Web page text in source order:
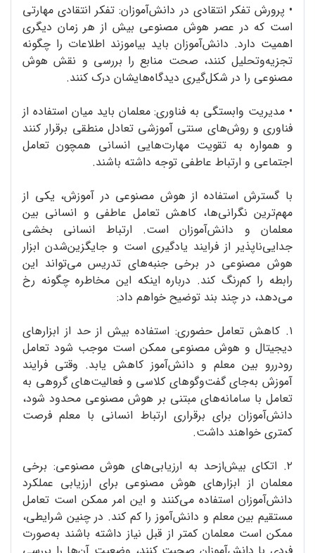
• پرورش تفکر انتقادی در دانش‌آموزان: تفکر انتقادی مهارتی
است که در عصر هوش مصنوعی بیش از هر زمان دیگری
اهمیت دارد. دانش‌آموزان باید بیاموزند اطلاعات را چگونه
تجزیه‌وتحلیل کنند، صحت منابع را بررسی و نقش هوش
مصنوعی را در شکل‌گیری دیدگاه‌هایشان درک کنند.
• مدیریت وابستگی به فناوری: معلمان باید میان استفاده از
فناوری و روش‌های سنتی آموزشی تعادل منطقی برقرار کنند
و همواره به تقویت مهارت‌هایی انسانی همچون تعامل
اجتماعی و ارتباط عاطفی توجه داشته باشند.
با گسترش استفاده از هوش مصنوعی در آموزش، یکی از
مهم‌ترین نگرانی‌ها، کاهش تعامل عاطفی و انسانی بین
معلمان و دانش‌آموزان است. ارتباط انسانی بخشی
جدایی‌ناپذیر از فرایند یادگیری است و جایگزین‌شدن ابزار
هوش مصنوعی در برخی جنبه‌های تدریس می‌تواند این
رابطه را کم‌رنگ کند. درباره‌ اینکه این مخاطره چگونه رخ
می‌دهد، در چند بند توضیح خواهم داد:
۱. کاهش تعامل حضوری: استفاده‌ بیش از حد از ابزارهای
دیجیتال و هوش مصنوعی ممکن است موجب شود تعامل
رودررو بین معلم و دانش‌آموز کاهش یابد. وقتی فرایند
آموزش به‌جای گفت‌وگوهای کلاسی و فعالیت‌های گروهی به
تعامل با سامانه‌های مبتنی بر هوش مصنوعی محدود شود،
دانش‌آموزان برای برقراری ارتباط انسانی با معلم فرصت
کمتری خواهند داشت.
۲. اتکای بیش‌ازحد به ارزیابی‌های هوش مصنوعی: برخی
معلمان از ابزارهای هوش مصنوعی برای ارزیابی عملکرد
دانش‌آموزان استفاده می‌کنند و این امر ممکن است تعامل
مستقیم بین معلم و دانش‌آموز را کم کند. در چنین شرایطی،
ممکن است معلمان کمتر از قبل نیاز داشته باشند به‌صورت